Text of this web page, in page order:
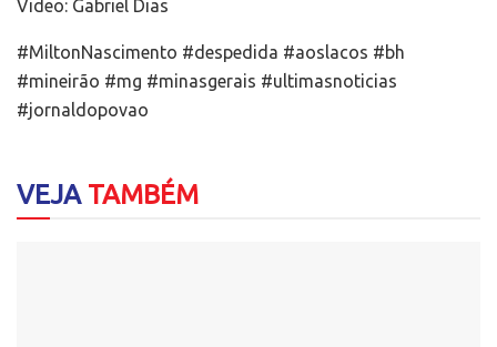
Video: Gabriel Dias
#MiltonNascimento #despedida #aoslacos #bh
#mineirão #mg #minasgerais #ultimasnoticias
#jornaldopovao
VEJATAMBÉM